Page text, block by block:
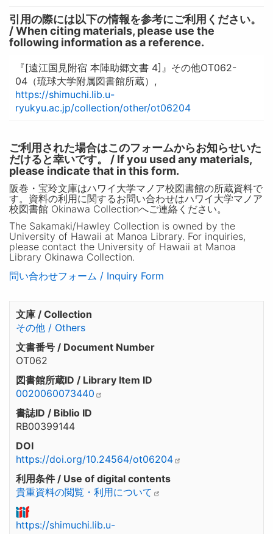
引用の際には以下の情報を参考にご利用ください。
/ When citing materials, please use the
following information as a reference.
『[遠江国見附宿 本陣助郷文書 4]』その他OT062-
04（琉球大学附属図書館所蔵）,
https://shimuchi.lib.u-
ryukyu.ac.jp/collection/other/ot06204
ご利用された場合はこのフォームからお知らせいた
だけると幸いです。 / If you used any materials,
please indicate that in this form.
阪巻・宝玲文庫はハワイ大学マノア校図書館の所蔵資料で
す。資料の利用に関するお問い合わせはハワイ大学マノア
校図書館 Okinawa Collectionへご連絡ください。
The Sakamaki/Hawley Collection is owned by the
University of Hawaii at Manoa Library. For inquiries,
please contact the University of Hawaii at Manoa
Library Okinawa Collection.
問い合わせフォーム / Inquiry Form
文庫 / Collection
その他 / Others
文書番号 / Document Number
OT062
図書館所蔵ID / Library Item ID
0020060073440
書誌ID / Biblio ID
RB00399144
DOI
https://doi.org/10.24564/ot06204
利用条件 / Use of digital contents
貴重資料の閲覧・利用について
https://shimuchi.lib.u-